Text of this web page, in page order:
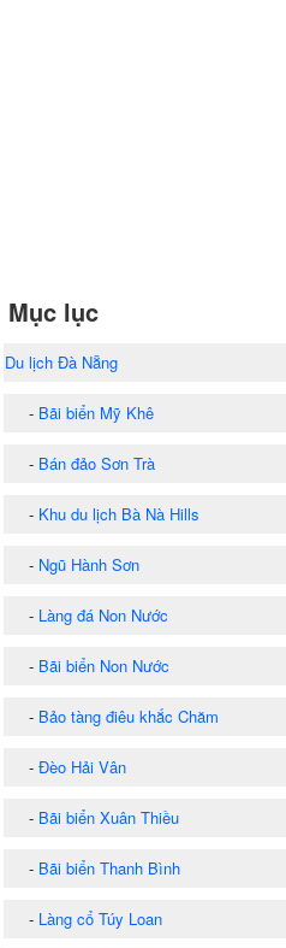
Mục lục
Du lịch Đà Nẵng
- Bãi biển Mỹ Khê
- Bán đảo Sơn Trà
- Khu du lịch Bà Nà Hills
- Ngũ Hành Sơn
- Làng đá Non Nước
- Bãi biển Non Nước
- Bảo tàng điêu khắc Chăm
- Đèo Hải Vân
- Bãi biển Xuân Thiều
- Bãi biển Thanh Bình
- Làng cổ Túy Loan